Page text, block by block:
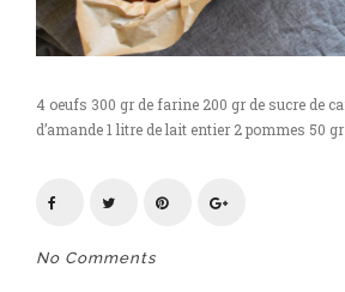
4 oeufs 300 gr de farine 200 gr de sucre de
d’amande 1 litre de lait entier 2 pommes 50
No Comments